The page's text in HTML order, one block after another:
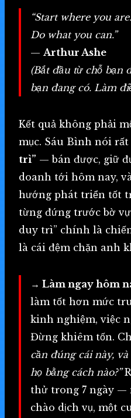
“Start where you
Do what you can.”
— Arthur Ashe
(Bắt đầu từ chỗ bạn
bạn đang có. Làm
Kết quả không phải
mục. Sáu Bình nói
trì” — bán được, giữ
doanh tới hôm nay,
hướng phát triển tốt
từng đứng trước bờ
duy trì” chính là
là cái đệm chặn anh
→ Làm ngay hôm
làm tốt hơn mức
kinh nghiệm, việc
Đừng khiêm tốn.
cần đúng cái này,
họ bằng cách nào?”
thử trong 7 ngày —
chào dịch vụ, một